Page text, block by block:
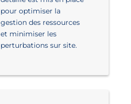
pour optimiser la
gestion des ressources
et minimiser les
perturbations sur site.